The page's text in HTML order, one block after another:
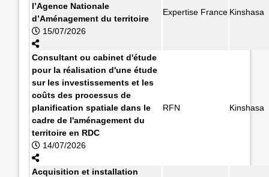
l’Agence Nationale
d’Aménagement du territoire
15/07/2026
Expertise France Kinshasa
Consultant ou cabinet d'étude
pour la réalisation d'une étude
sur les investissements et les
coûts des processus de
planification spatiale dans le
cadre de l'aménagement du
territoire en RDC
14/07/2026
RFN Kinshasa
Acquisition et installation